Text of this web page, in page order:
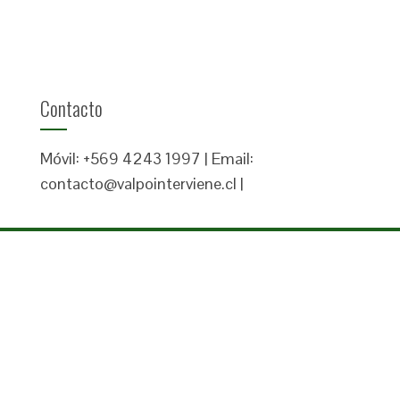
Contacto
Móvil: +569 4243 1997 | Email:
contacto@valpointerviene.cl |